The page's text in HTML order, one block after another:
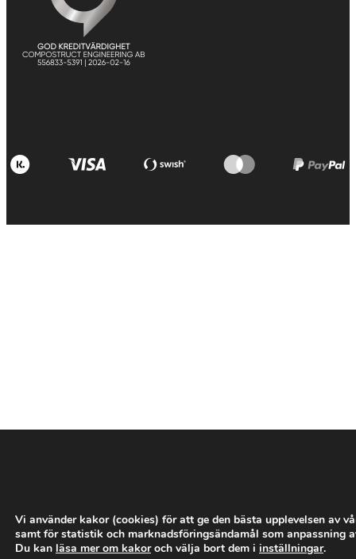
Vi använder kakor (cookies) för att ge den bästa upplevelsen av
samt för statistik och marknadsföringsändamål som anpassning
Du kan läsa mer om kakoroch välja bort dem i inställningar.